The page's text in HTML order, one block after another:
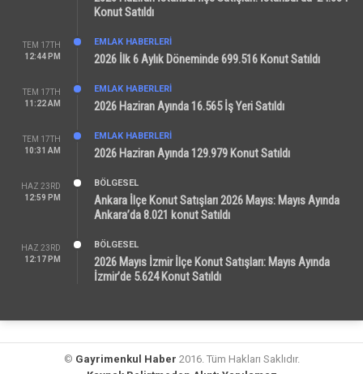
Konut Satıldı
TEM 17TH
12:44 PM
EMLAK HABERLERI
2026 İlk 6 Aylık Döneminde 699.516 Konut Satıldı
TEM 17TH
11:22 AM
EMLAK HABERLERI
2026 Haziran Ayında 16.565 İş Yeri Satıldı
TEM 17TH
10:31 AM
EMLAK HABERLERI
2026 Haziran Ayında 129.979 Konut Satıldı
HAZ 23RD
12:59 PM
BÖLGESEL
Ankara İlçe Konut Satışları 2026 Mayıs: Mayıs Ayında
Ankara’da 8.021 konut Satıldı
HAZ 23RD
12:17 PM
BÖLGESEL
2026 Mayıs İzmir İlçe Konut Satışları: Mayıs Ayında
İzmir’de 5.624 Konut Satıldı
© Gayrimenkul Haber 2016. Tüm Hakları Saklıdır.